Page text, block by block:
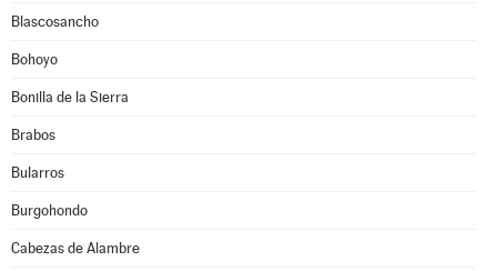
Blascosancho
Bohoyo
Bonilla de la Sierra
Brabos
Bularros
Burgohondo
Cabezas de Alambre